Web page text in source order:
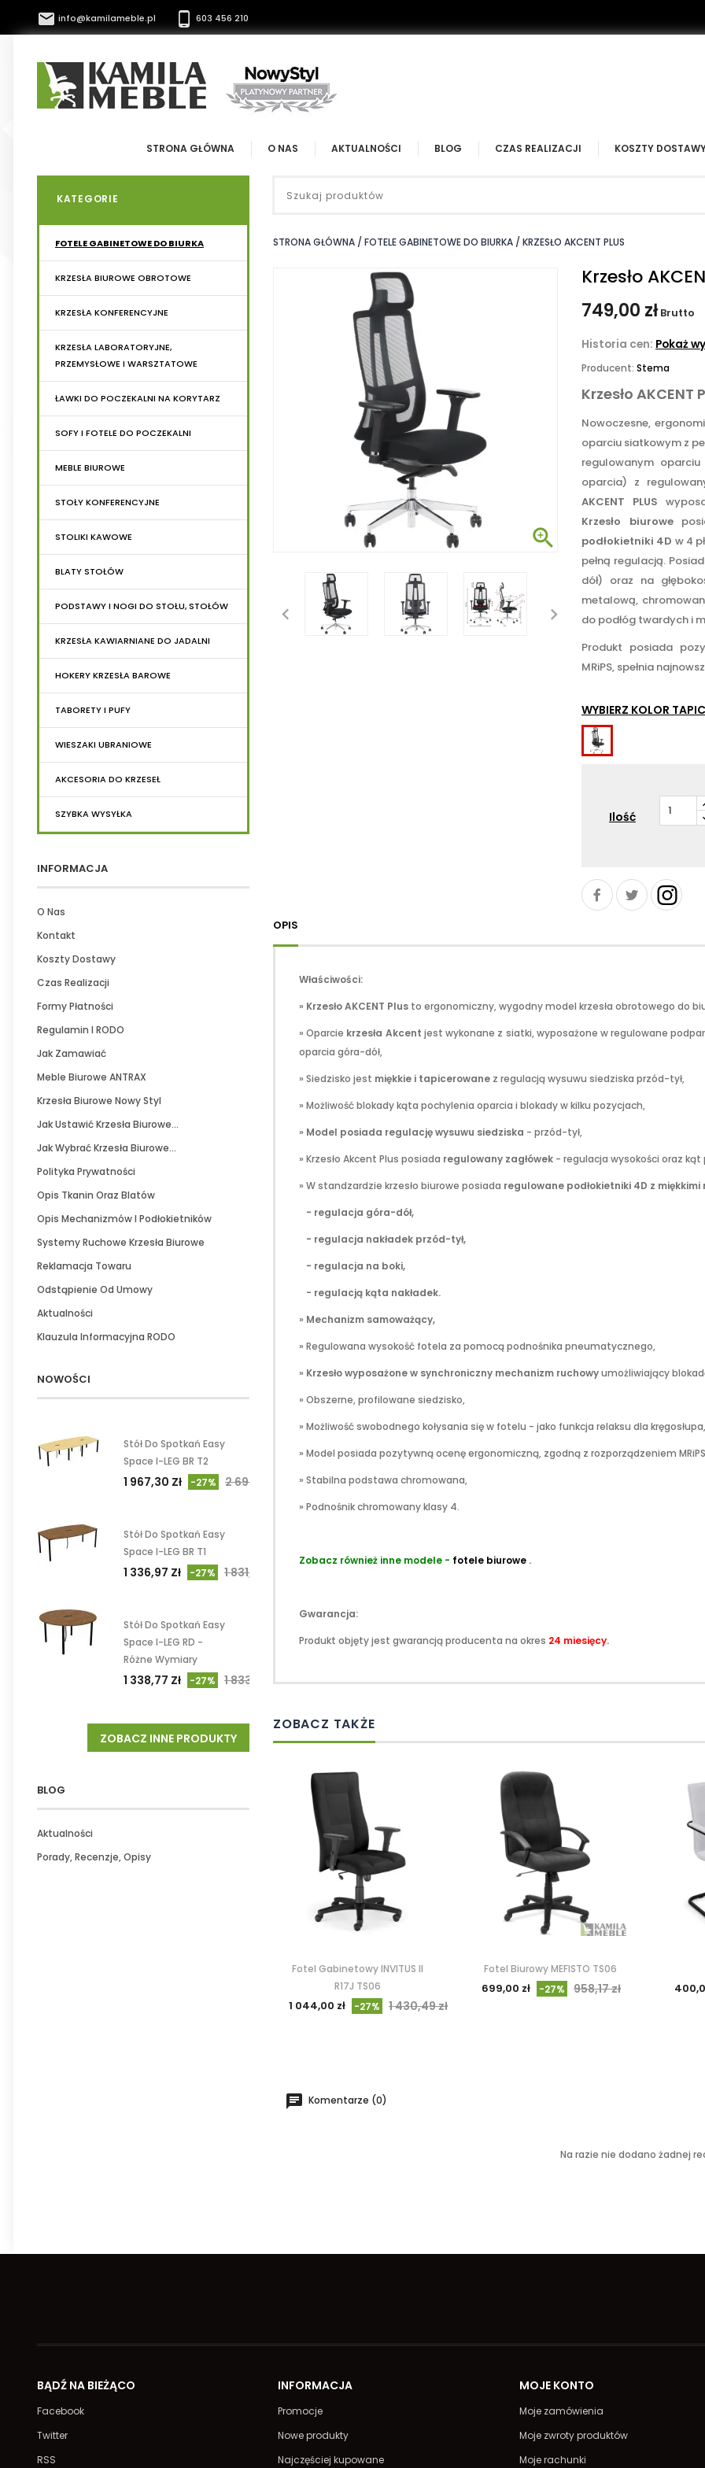
 info@kamilameble.pl  603 456 210
STRONA GŁÓWNA O NAS AKTUALNOŚCI BLOG CZAS REALIZACJI KOSZTY
KATEGORIE
FOTELE GABINETOWE DO BIURKA
KRZESŁA BIUROWE OBROTOWE
KRZESŁA KONFERENCYJNE
KRZESŁA LABORATORYJNE,
PRZEMYSŁOWE I WARSZTATOWE
ŁAWKI DO POCZEKALNI NA KORYTARZ
SOFY I FOTELE DO POCZEKALNI
MEBLE BIUROWE
STOŁY KONFERENCYJNE
STOLIKI KAWOWE
BLATY STOŁÓW
PODSTAWY I NOGI DO STOŁU, STOŁÓW
KRZESŁA KAWIARNIANE DO JADALNI
HOKERY KRZESŁA BAROWE
TABORETY I PUFY
WIESZAKI UBRANIOWE
AKCESORIA DO KRZESEŁ
SZYBKA WYSYŁKA
INFORMACJA
O Nas
Kontakt
Koszty Dostawy
Czas Realizacji
Formy Płatności
Regulamin I RODO
Jak Zamawiać
Meble Biurowe ANTRAX
Krzesła Biurowe Nowy Styl
Jak Ustawić Krzesła Biurowe...
Jak Wybrać Krzesła Biurowe...
Polityka Prywatności
Opis Tkanin Oraz Blatów
Opis Mechanizmów I Podłokietników
Systemy Ruchowe Krzesła Biurowe
Reklamacja Towaru
Odstąpienie Od Umowy
Aktualności
Klauzula Informacyjna RODO
NOWOŚCI
Stół Do Spotkań Easy
Space I-LEG BR T2
1 967,30 Zł -27% 2 694,93 Zł
Stół Do Spotkań Easy
Space I-LEG BR T1
1 336,97 Zł -27% 1 831,47 Zł
Stół Do Spotkań Easy
Space I-LEG RD -
Różne Wymiary
1 338,77 Zł -27% 1 833,93 Zł
ZOBACZ INNE PRODUKTY
BLOG
Aktualności
Porady, Recenzje, Opisy
STRONA GŁÓWNA FOTELE GABINETOWE DO BIURKA KRZESŁO AKCENT PLUS

Krzesło
749,00 zł Brutto
Historia cen: Pokaż
Producent: Stema
Krzesło AKCENT
Nowoczesne,
oparciu siatkowym z
regulowanym
oparcia) z
AKCENT PLUS
Krzesło biurowe
podłokietniki 4D w 4
pełną regulacją.
dół) oraz na
metalową,
do podłóg twardych i
Produkt posiada
MRiPS, spełnia
WYBIERZ KOLOR
Czarny
Ilość
OPIS
Właściwości:
» Krzesło AKCENT Plus to ergonomiczny, wygodny model krzesła obrotowego do
» Oparcie krzesła Akcent jest wykonane z siatki, wyposażone w regulowane
oparcia góra-dół,
» Siedzisko jest miękkie i tapicerowane z regulacją wysuwu siedziska przód-tył,
» Możliwość blokady kąta pochylenia oparcia i blokady w kilku pozycjach,
» Model posiada regulację wysuwu siedziska - przód-tył,
» Krzesło Akcent Plus posiada regulowany zagłówek - regulacja wysokości oraz kąt
» W standzardzie krzesło biurowe posiada regulowane podłokietniki 4D z miękkimi
- regulacja góra-dół,
- regulacja nakładek przód-tył,
- regulacja na boki,
- regulacją kąta nakładek.
» Mechanizm samoważący,
» Regulowana wysokość fotela za pomocą podnośnika pneumatycznego,
» Krzesło wyposażone w synchroniczny mechanizm ruchowyumożliwiający
» Obszerne, profilowane siedzisko,
» Możliwość swobodnego kołysania się w fotelu - jako funkcja relaksu dla kręgosłupa,
» Model posiada pozytywną ocenę ergonomiczną, zgodną z rozporządzeniem
» Stabilna podstawa chromowana,
» Podnośnik chromowany klasy 4.
Zobacz również inne modele - fotele biurowe .
Gwarancja:
Produkt objęty jest gwarancją producenta na okres 24 miesięcy.
ZOBACZ TAKŻE
Fotel Gabinetowy INVITUS II
R17J TS06
1 044,00 zł -27% 1 430,49 zł
Fotel Biurowy MEFISTO TS06
699,00 zł -27% 958,17 zł
Komentarze (0)
Na razie nie dodano żadnej
BĄDŹ NA BIEŻĄCO
Facebook
Twitter
RSS
INFORMACJA
Promocje
Nowe produkty
Najczęściej kupowane
MOJE KONTO
Moje zamówienia
Moje zwroty produktów
Moje rachunki